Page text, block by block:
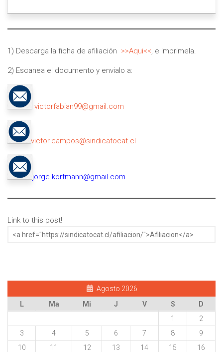
1) Descarga la ficha de afiliación >>Aqui<<, e imprimela.
2) Escanea el documento y envialo a:
victorfabian99@gmail.com
victor.campos@sindicatocat.cl
jorge.kortmann@gmail.com
Link to this post!
Agosto 2026
L
Ma Mi J V S
D
1
2
3
4 5 6 7 8
9
10
11 12 13 14 15
16